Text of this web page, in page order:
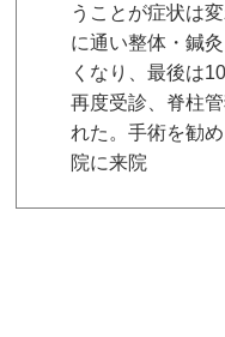
うことが症状は
に通い整体・鍼
くなり、最後は
再度受診、脊柱
れた。手術を勧
院に来院